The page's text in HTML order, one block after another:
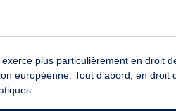
plus particulièrement en droit
européenne. Tout d’abord, en droit
...